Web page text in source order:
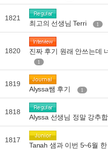
1821
최고의 선생님 Terri 1
1820 진짜 후기 원래 안쓰는데
1
1819
Alyssa쌤 후기 1
1818
Alyssa 선생님 정말 강추
1817
Tanah 샘과 이번 5~6월